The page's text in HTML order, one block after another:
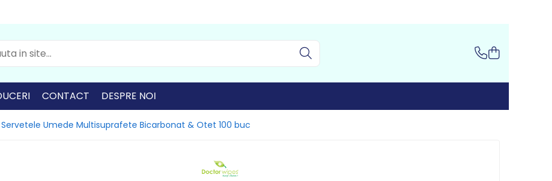
CONTACT DESPRE NOI
Servetele Umede Multisuprafete Bicarbonat & Otet 100 buc